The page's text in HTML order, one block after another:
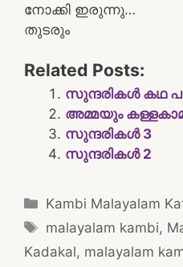
നോക്കി ഇരുന്നു…
തുടരും
Related Posts:
സുന്ദരികൾ കഥ
അമ്മയും
സുന്ദരികൾ 3
സുന്ദരികൾ 2
Categories
Kambi Malayalam
Tags
malayalam kambi,
Kadakal, malayalam